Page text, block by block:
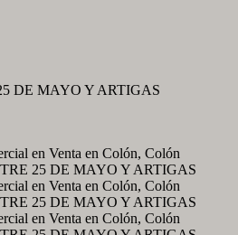
DE MAYO Y ARTIGAS